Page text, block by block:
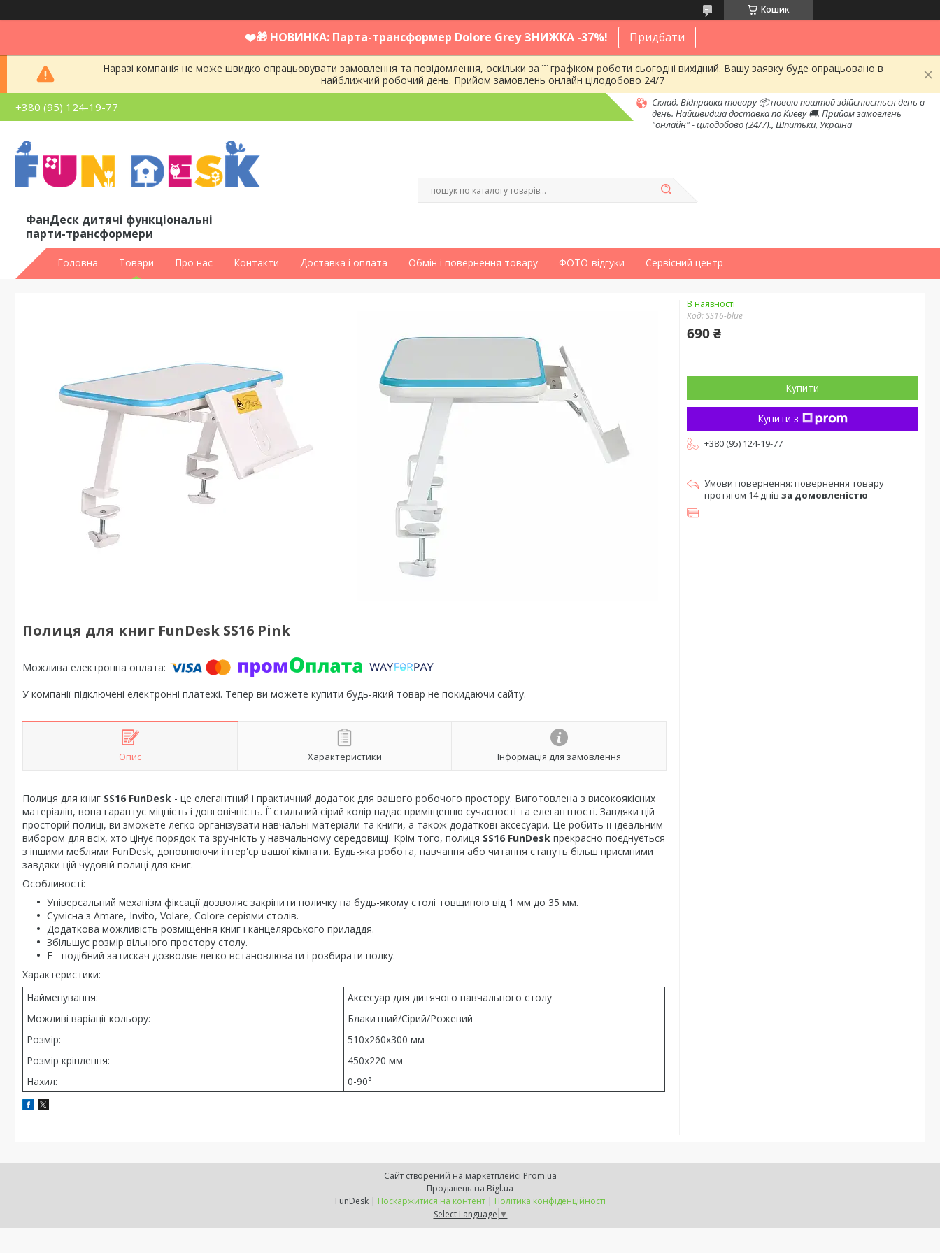
Кошик
❤️🎁 НОВИНКА: Парта-трансформер Dolore Grey ЗНИЖКА -37%! Придбати
Наразі компанія не може швидко опрацьовувати замовлення та повідомлення, оскільки за її графіком роботи сьогодні вихідний. Вашу заявку буде опрацьовано в
найближчий робочий день. Прийом замовлень онлайн цілодобово 24/7
+380 (95) 124-19-77
Склад. Відправка товару 📦 новою поштой здійснюється день в
день. Найшвидша доставка по Києву 🚚. Прийом замовлень
"онлайн" - цілодобово (24/7)., Шпитьки, Україна
ФанДеск дитячі функціональні
парти-трансформери
Головна Товари Про нас Контакти Доставка і оплата Обмін і повернення товару ФОТО-відгуки Сервісний центр
Полиця для книг FunDesk SS16 Pink
У компанії підключені електронні платежі. Тепер ви можете купити будь-який товар не покидаючи сайту.
Опис Характеристики Інформація для замовлення
Полиця для книг SS16 FunDesk - це елегантний і практичний додаток для вашого робочого простору. Виготовлена з високоякісних
матеріалів, вона гарантує міцність і довговічність. Її стильний сірий колір надає приміщенню сучасності та елегантності. Завдяки цій
просторій полиці, ви зможете легко організувати навчальні матеріали та книги, а також додаткові аксесуари. Це робить її ідеальним
вибором для всіх, хто цінує порядок та зручність у навчальному середовищі. Крім того, полиця SS16 FunDesk прекрасно поєднується
з іншими меблями FunDesk, доповнюючи інтер'єр вашої кімнати. Будь-яка робота, навчання або читання стануть більш приємними
завдяки цій чудовій полиці для книг.
Особливості:
Універсальний механізм фіксації дозволяє закріпити поличку на будь-якому столі товщиною від 1 мм до 35 мм.
Сумісна з Amare, Invito, Volare, Colore серіями столів.
Додаткова можливість розміщення книг і канцелярського приладдя.
Збільшує розмір вільного простору столу.
F - подібний затискач дозволяє легко встановлювати і розбирати полку.
Характеристики:
Найменування:
Аксесуар для дитячого навчального столу
Можливі варіації кольору:
Блакитний/Сірий/Рожевий
Розмір:
510x260x300 мм
Розмір кріплення:
450x220 мм
Нахил:
0-90°
В наявності
Код:SS16-blue
690 ₴
Купити
Купити з
+380 (95) 124-19-77
повернення товару
протягом 14 днів за домовленістю
Сайт створений на маркетплейсі Prom.ua
Продавець на Bigl.ua
FunDesk | Поскаржитися на контент | Політика конфіденційності
Select Language ▼